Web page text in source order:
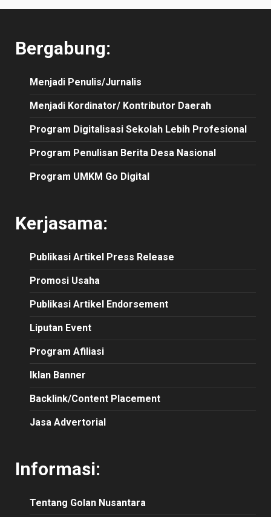
Bergabung:
Menjadi Penulis/Jurnalis
Menjadi Kordinator/ Kontributor Daerah
Program Digitalisasi Sekolah Lebih Profesional
Program Penulisan Berita Desa Nasional
Program UMKM Go Digital
Kerjasama:
Publikasi Artikel Press Release
Promosi Usaha
Publikasi Artikel Endorsement
Liputan Event
Program Afiliasi
Iklan Banner
Backlink/Content Placement
Jasa Advertorial
Informasi:
Tentang Golan Nusantara